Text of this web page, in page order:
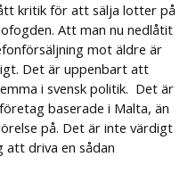
kritik för att sälja lotter på
Att man nu nedlåtit
mot äldre är
Det är uppenbart att
i svensk politik. Det är
baserade i Malta, än
på. Det är inte värdigt
att driva en sådan